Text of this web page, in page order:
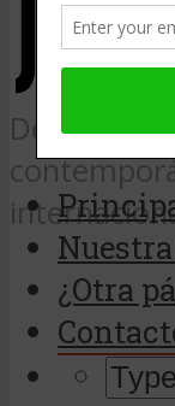
Desde
¿Otra